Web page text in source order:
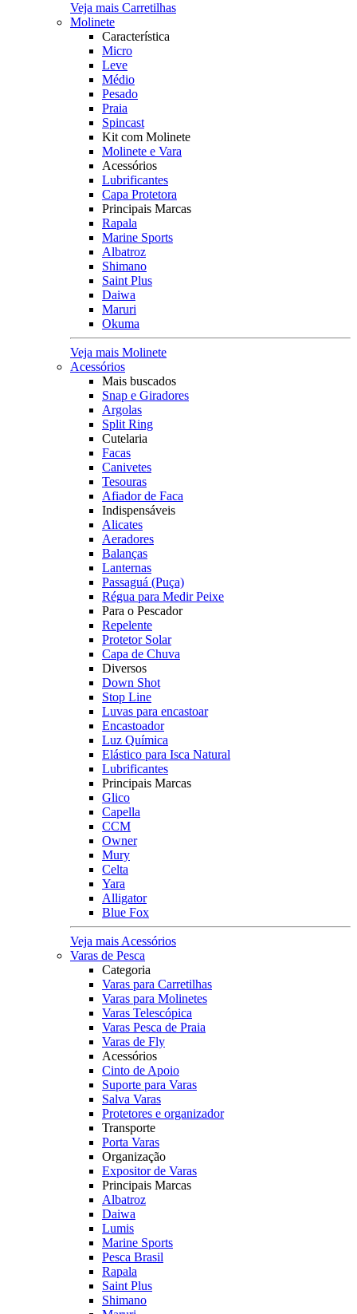
Veja mais Carretilhas
Molinete
Característica
Micro
Leve
Médio
Pesado
Praia
Spincast
Kit com Molinete
Molinete e Vara
Acessórios
Lubrificantes
Capa Protetora
Principais Marcas
Rapala
Marine Sports
Albatroz
Shimano
Saint Plus
Daiwa
Maruri
Okuma
Veja mais Molinete
Acessórios
Mais buscados
Snap e Giradores
Argolas
Split Ring
Cutelaria
Facas
Canivetes
Tesouras
Afiador de Faca
Indispensáveis
Alicates
Aeradores
Balanças
Lanternas
Passaguá (Puça)
Régua para Medir Peixe
Para o Pescador
Repelente
Protetor Solar
Capa de Chuva
Diversos
Down Shot
Stop Line
Luvas para encastoar
Encastoador
Luz Química
Elástico para Isca Natural
Lubrificantes
Principais Marcas
Glico
Capella
CCM
Owner
Mury
Celta
Yara
Alligator
Blue Fox
Veja mais Acessórios
Varas de Pesca
Categoria
Varas para Carretilhas
Varas para Molinetes
Varas Telescópica
Varas Pesca de Praia
Varas de Fly
Acessórios
Cinto de Apoio
Suporte para Varas
Salva Varas
Protetores e organizador
Transporte
Porta Varas
Organização
Expositor de Varas
Principais Marcas
Albatroz
Daiwa
Lumis
Marine Sports
Pesca Brasil
Rapala
Saint Plus
Shimano